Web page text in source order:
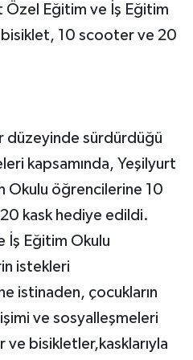
Eğitim ve İş Eğitim
10 scooter ve 20
düzeyinde sürdürdüğü
kapsamında, Yeşilyurt
Okulu öğrencilerine 10
kask hediye edildi.
İş Eğitim Okulu
istekleri
istinaden, çocukların
ve sosyalleşmeleri
bisikletler,kasklarıyla